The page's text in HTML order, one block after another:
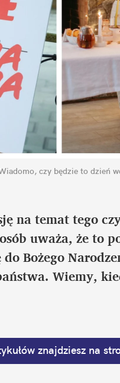
czy będzie to dzień
na temat tego
uważa, że to
Bożego
Wiemy,
znajdziesz na